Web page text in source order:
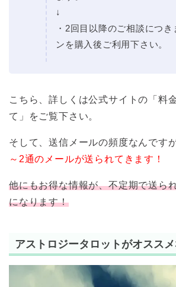
↓
・2回目以降のご相談につ
ンを購入後ご利用下さい。
こちら、詳しくは公式サイトの「料
て」をご覧下さい。
そして、送信メールの頻度なんです
～2通のメールが送られてきます！
他にもお得な情報が、不定期で送ら
になります！
アストロジータロットがオスス